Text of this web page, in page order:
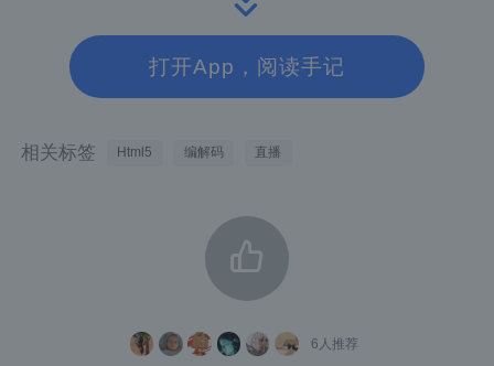
STUN/TURN 下列哪些是正确的？
B. STUN 是用于 P2P穿越的
D. TURN是基于STUN协议的
下列哪些浏览器支持 WebRTC?
A. 所有 Chrome
打开App，阅读手记
相关标签 Html5 编解码 直播
6 人推荐